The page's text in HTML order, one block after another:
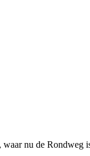
nu de